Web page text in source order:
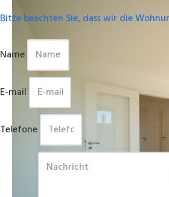
Bitte beachten Sie, dass wir die
Name
E-mail
Telefone